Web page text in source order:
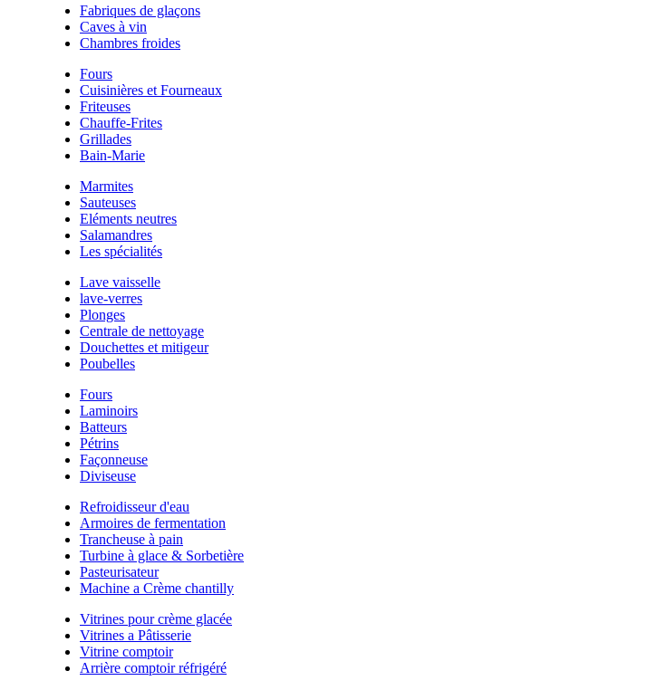
Fabriques de glaçons
Caves à vin
Chambres froides
Fours
Cuisinières et Fourneaux
Friteuses
Chauffe-Frites
Grillades
Bain-Marie
Marmites
Sauteuses
Eléments neutres
Salamandres
Les spécialités
Lave vaisselle
lave-verres
Plonges
Centrale de nettoyage
Douchettes et mitigeur
Poubelles
Fours
Laminoirs
Batteurs
Pétrins
Façonneuse
Diviseuse
Refroidisseur d'eau
Armoires de fermentation
Trancheuse à pain
Turbine à glace & Sorbetière
Pasteurisateur
Machine a Crème chantilly
Vitrines pour crème glacée
Vitrines a Pâtisserie
Vitrine comptoir
Arrière comptoir réfrigéré